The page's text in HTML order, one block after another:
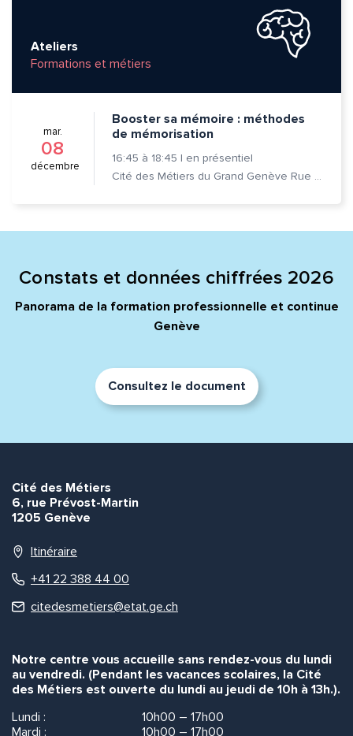
Ateliers
Formations et métiers
mar.
08
décembre
Booster sa mémoire : méthodes
de mémorisation
16:45 à 18:45 | en présentiel
Cité des Métiers du Grand Genève Rue Prévost-Martin 6 1205 Genève
Constats et données chiffrées 2026
Panorama de la formation professionnelle et continue
Genève
Consultez le document
Cité des Métiers
6, rue Prévost-Martin
1205 Genève
Itinéraire
+41 22 388 44 00
citedesmetiers@etat.ge.ch
Notre centre vous accueille sans rendez-vous du lundi
au vendredi. (Pendant les vacances scolaires, la Cité
des Métiers est ouverte du lundi au jeudi de 10h à 13h.).
Lundi :
10h00 – 17h00
Mardi :
10h00 – 17h00